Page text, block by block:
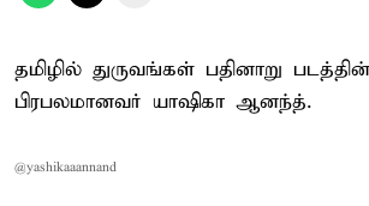
தமிழில் துருவங்கள் பதினாறு
பிரபலமானவர் யாஷிகா ஆனந்த்.
@yashikaaannand